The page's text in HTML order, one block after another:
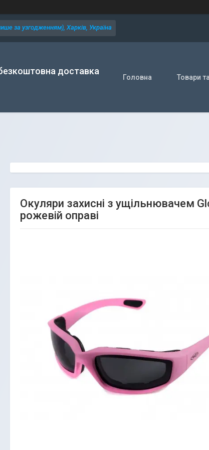
за узгодженням), Харків, Україна
доставка
Головна Товари
Окуляри захисні з ущільнювачем
рожевій оправі